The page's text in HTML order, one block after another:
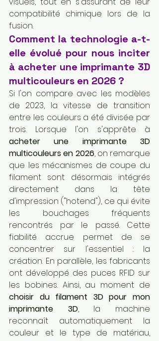
compatibilité chimique lors de la
fusion.
Comment la technologie a-t-
elle évolué pour nous inciter
à acheter une imprimante 3D
multicouleurs en 2026 ?
Si l'on compare avec les modèles
de 2023, la vitesse de transition
entre les couleurs a été divisée par
acheter une imprimante 3D
multicouleurs en 2026, on remarque
que les mécanismes de coupe du
filament sont désormais intégrés
directement dans la tête
d'impression ("hotend"), ce qui évite
les bouchages fréquents
rencontrés par le passé. Cette
fiabilité accrue permet de se
concentrer sur l'essentiel : la
création. En parallèle, les fabricants
ont développé des puces RFID sur
choisir du filament 3D pour mon
imprimante 3D, la machine
reconnaît automatiquement la
couleur et le type de matériau,